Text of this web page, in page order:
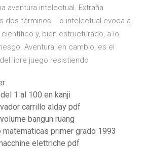
aventura intelectual. Extraña
dos términos. Lo intelectual evoca a
científico y, bien estructurado, a lo
Aventura, en cambio, es el
libre juego resistiendo
1 al 100 en kanji
carrillo alday pdf
bangun ruang
matematicas primer grado 1993
elettriche pdf